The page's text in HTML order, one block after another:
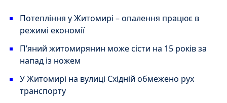
Потепління у Житомирі – опалення працює в
режимі економії
П’яний житомирянин може сісти на 15 років за
напад із ножем
У Житомирі на вулиці Східній обмежено рух
транспорту